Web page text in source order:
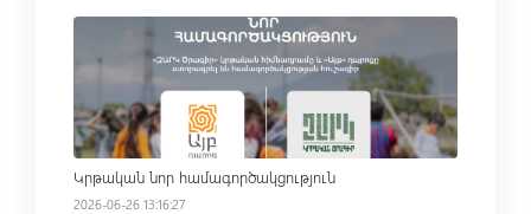
Read more
Կրթական նոր համագործակցություն
2026-06-26 13:16:27